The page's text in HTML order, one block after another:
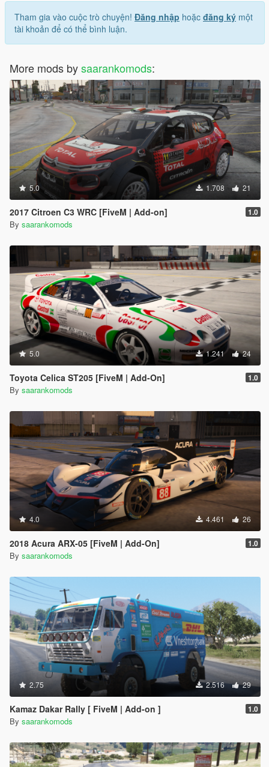
Tham gia vào cuộc trò chuyện! Đăng nhập hoặc đăng ký một
tài khoản để có thể bình luận.
More mods bysaarankomods:
5.0 1.708 21
2017 Citroen C3 WRC [FiveM | Add-on] 1.0
By saarankomods
5.0 1.241 24
Toyota Celica ST205 [FiveM | Add-On] 1.0
By saarankomods
4.0 4.461 26
2018 Acura ARX-05 [FiveM | Add-On] 1.0
By saarankomods
2.75 2.516 29
Kamaz Dakar Rally [ FiveM | Add-on ] 1.0
By saarankomods